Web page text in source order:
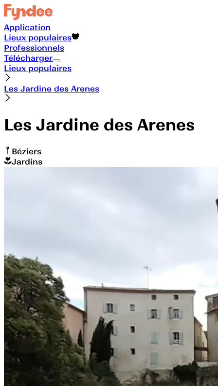
Application
Lieux populaires
Professionnels
Télécharger
Lieux populaires
Les Jardine des Arenes
Les Jardine des Arenes
Béziers
Jardins